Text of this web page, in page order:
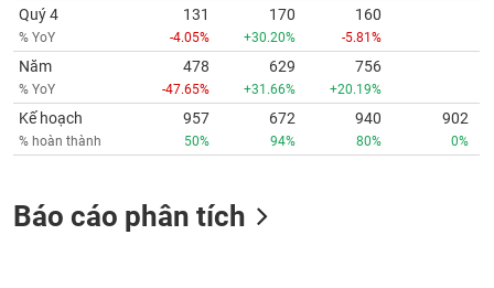
Quý 4
% YoY
131
-4.05%
170
+30.20%
160
-5.81%
Năm
% YoY
478
-47.65%
629
+31.66%
756
+20.19%
Kế hoạch
% hoàn thành
957
50%
672
94%
940
80%
902
0%
Báo cáo phân tích